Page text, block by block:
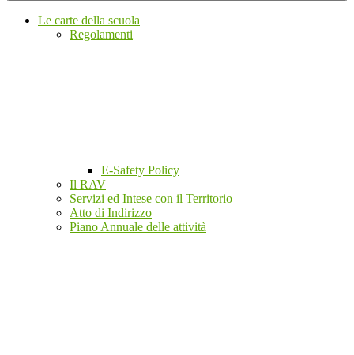
Le carte della scuola
Regolamenti
E-Safety Policy
Il RAV
Servizi ed Intese con il Territorio
Atto di Indirizzo
Piano Annuale delle attività